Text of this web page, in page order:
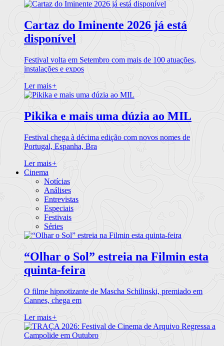
Cartaz do Iminente 2026 já está
disponível
Festival volta em Setembro com mais de 100 atuações,
instalações e expos
Ler mais+
Pikika e mais uma dúzia ao MIL
Festival chega à décima edição com novos nomes de
Portugal, Espanha, Bra
Ler mais+
Cinema
Notícias
Análises
Entrevistas
Especiais
Festivais
Séries
“Olhar o Sol” estreia na Filmin esta
quinta-feira
O filme hipnotizante de Mascha Schilinski, premiado em
Cannes, chega em
Ler mais+